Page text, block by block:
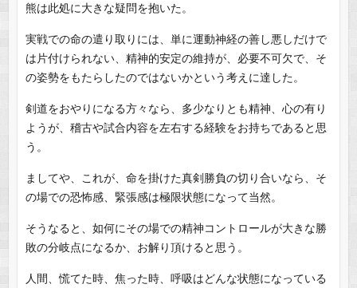
熊は此処に大きな疑問を抱いた。
実戦での命の遣り取りには、単に運動神経の善し悪しだけで
は片付けられない、精神的安定の維持が、必要不可欠で、そ
の姿勢をもたらしたのではないかという考えに達した。
剣道をおやりになる方々なら、多少なりとも精神、心の有り
ようが、稽古や試合内容を左右する経験をお持ちであると思
う。
ましてや、これが、命を掛けた真剣勝負の切り合いなら、そ
の場での恐怖感、緊張感は極限状態になって当然。
そうなると、如何にその場での精神コントロールが大きな勝
敗の分岐点になるか、お解り頂けると思う。
人間、慌てた時、焦った時、呼吸はどんな状態になっている